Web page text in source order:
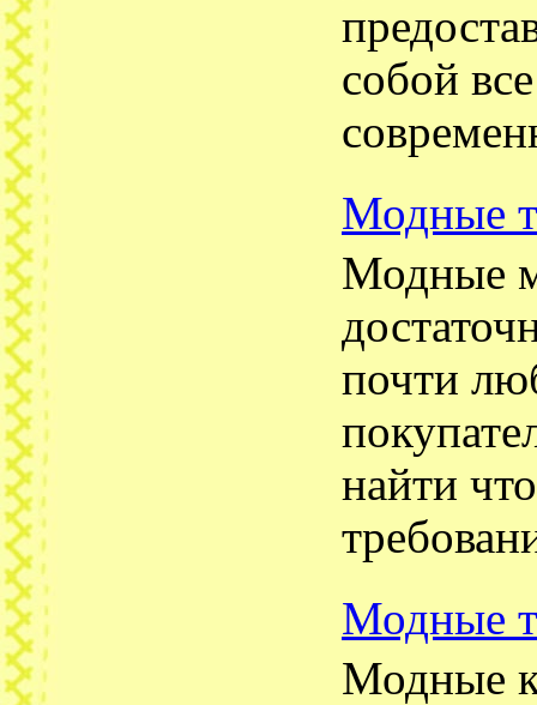
собой
Модные
Модные
почти
найти
Модные
Модные